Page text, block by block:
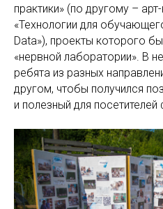
практики» (по другому –
«Технологии для
Data»), проекты которого
«нервной лаборатории». В
ребята из разных
другом, чтобы получился
и полезный для посетителей